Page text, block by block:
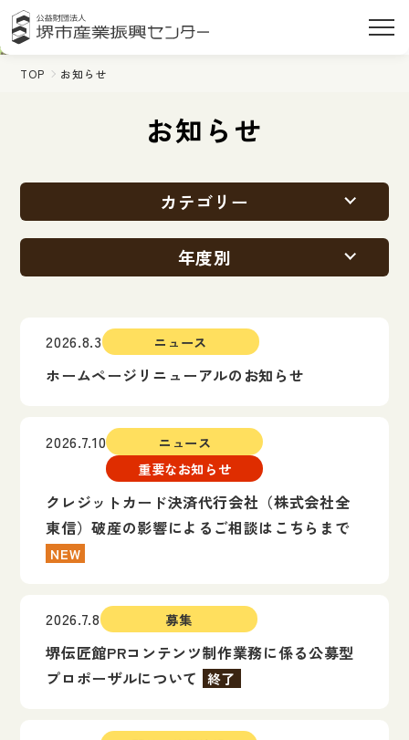
TOP お知らせ
お知らせ
カテゴリー
年度別
2026.8.3 ニュース
ホームページリニューアルのお知らせ
2026.7.10
ニュース
重要なお知らせ
クレジットカード決済代行会社（株式会社全
東信）破産の影響によるご相談はこちらまで
NEW
2026.7.8 募集
堺伝匠館PRコンテンツ制作業務に係る公募型
プロポーザルについて
終了